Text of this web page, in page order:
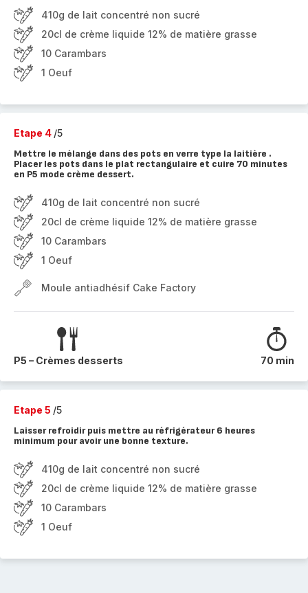
410g de lait concentré non sucré
20cl de crème liquide 12% de matière grasse
10 Carambars
1 Oeuf
Etape 4 /5
Mettre le mélange dans des pots en verre type la laitière .
Placer les pots dans le plat rectangulaire et cuire 70 minutes
en P5 mode crème dessert.
410g de lait concentré non sucré
20cl de crème liquide 12% de matière grasse
10 Carambars
1 Oeuf
Moule antiadhésif Cake Factory
P5 – Crèmes desserts 70 min
Etape 5 /5
Laisser refroidir puis mettre au réfrigérateur 6 heures
minimum pour avoir une bonne texture.
410g de lait concentré non sucré
20cl de crème liquide 12% de matière grasse
10 Carambars
1 Oeuf